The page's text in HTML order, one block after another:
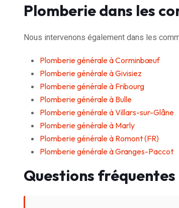
Plomberie dans les
Nous intervenons également dans les
Plomberie générale à Corminbœuf
Plomberie générale à Givisiez
Plomberie générale à Fribourg
Plomberie générale à Bulle
Plomberie générale à Villars-sur-Glâne
Plomberie générale à Marly
Plomberie générale à Romont (FR)
Plomberie générale à Granges-Paccot
Questions fréquentes